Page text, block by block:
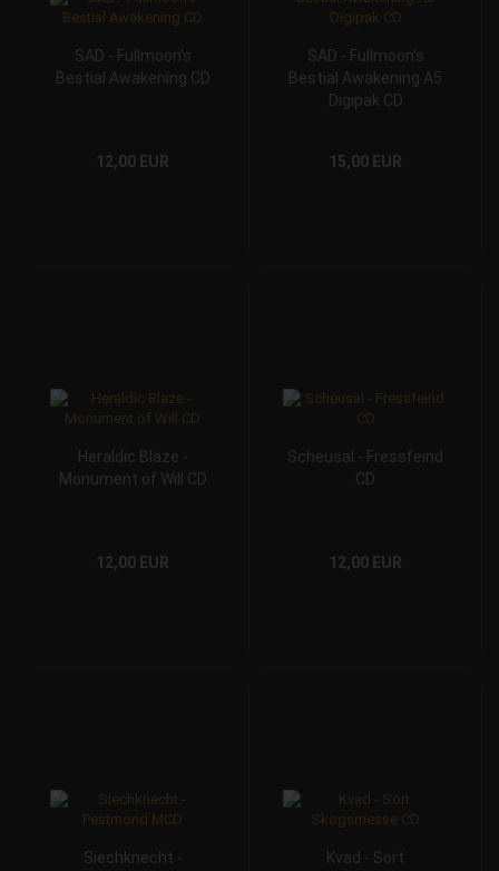
SAD - Fullmoon's
Bestial Awakening CD
12,00 EUR
SAD - Fullmoon's
Bestial Awakening A5
Digipak CD
15,00 EUR
Heraldic Blaze -
Monument of Will CD
12,00 EUR
Scheusal - Fressfeind
CD
12,00 EUR
Siechknecht - Kvad - Sort